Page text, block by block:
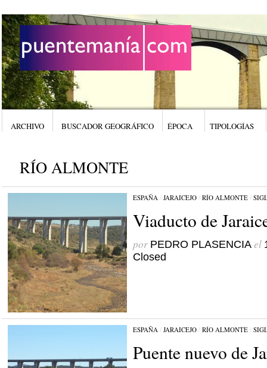
ARCHIVO BUSCADOR GEOGRÁFICO ÉPOCA TIPOLOGÍAS
RÍO ALMONTE
ESPAÑA/ JARAICEJO/ RÍO ALMONTE/
Viaducto de
por PEDRO PLASENCIAel
Closed
ESPAÑA/ JARAICEJO/ RÍO ALMONTE/
Puente nuevo de